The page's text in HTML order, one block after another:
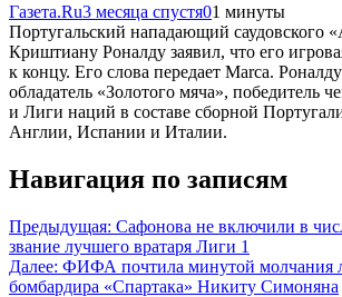
Газета.Ru3 месяца спустя01 минуты
Португальский нападающий саудовского
Криштиану Роналду заявил, что его
к концу. Его слова передает Marca.
обладатель «Золотого мяча», победитель
и Лиги наций в составе сборной
Англии, Испании и Италии.
Навигация по записям
Предыдущая: Сафонова не включили в
звание лучшего вратаря Лиги 1
Далее: ФИФА почтила минутой молчания
бомбардира «Спартака» Никиту Симоняна